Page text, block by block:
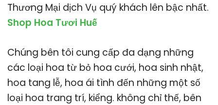
Thương Mại dịch Vụ quý khách lên bậc nhất.
Shop Hoa Tươi Huế
Chúng bên tôi cung cấp đa dạng những
các loại hoa từ bỏ hoa cưới, hoa sinh nhật,
hoa tang lễ, hoa ái tình đến những một số
loại hoa trang trí, kiểng. không chỉ thế, bên